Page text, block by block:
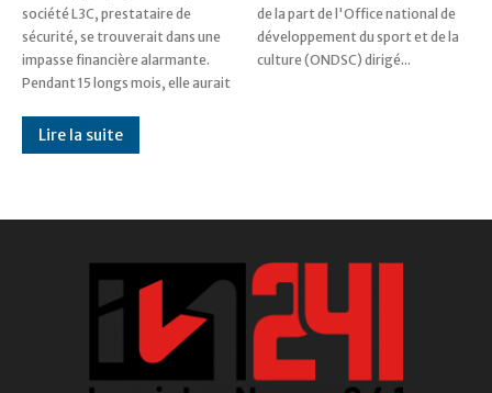
société L3C, prestataire de
sécurité, se trouverait dans une
impasse financière alarmante.
Pendant 15 longs mois, elle aurait
de la part de l'Office national de
développement du sport et de la
culture (ONDSC) dirigé...
Lire la suite